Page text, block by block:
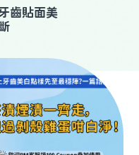
齒貼面美